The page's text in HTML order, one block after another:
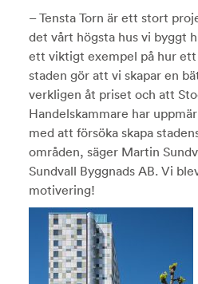
– Tensta Torn är ett stort
det vårt högsta hus vi byggt
ett viktigt exempel på hur
staden gör att vi skapar en
verkligen åt priset och att
Handelskammare har
med att försöka skapa
områden, säger Martin
Sundvall Byggnads AB. Vi
motivering!